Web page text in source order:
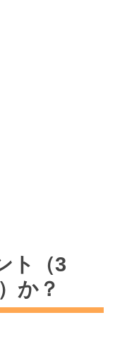
ト（3
か？